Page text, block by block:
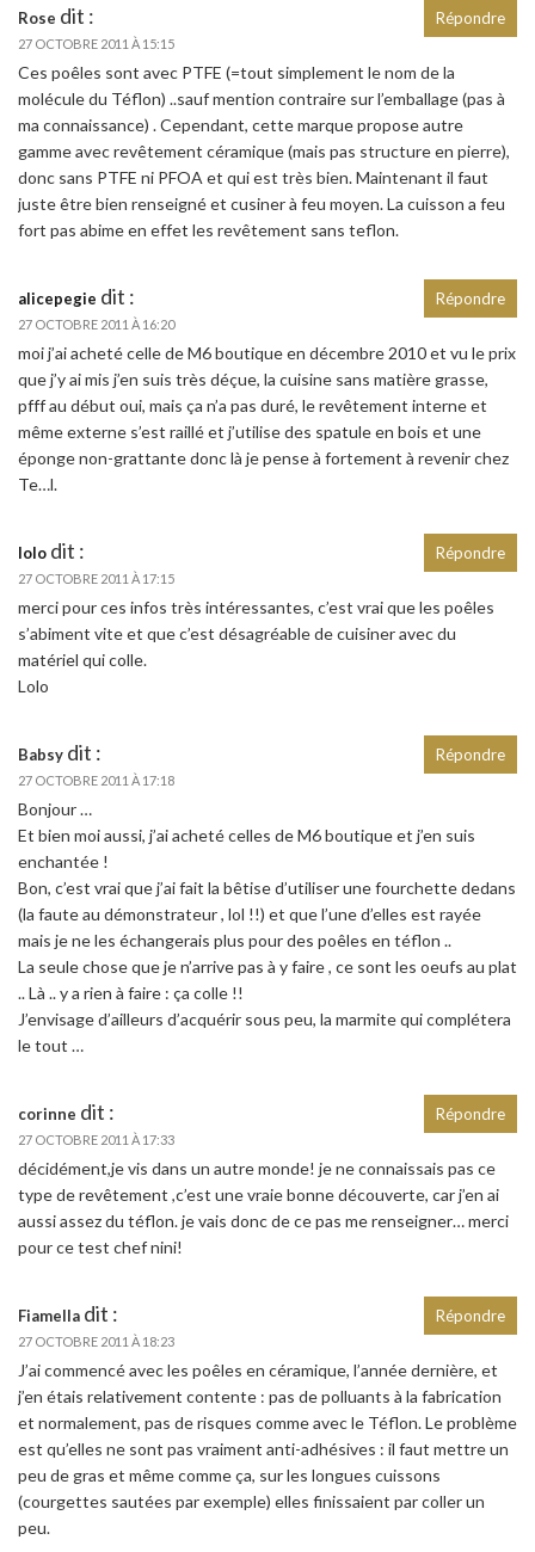
Rose dit :
27 OCTOBRE 2011 À 15:15
Ces poêles sont avec PTFE (=tout simplement le nom de la
molécule du Téflon) ..sauf mention contraire sur l’emballage (pas à
ma connaissance) . Cependant, cette marque propose autre
gamme avec revêtement céramique (mais pas structure en pierre),
donc sans PTFE ni PFOA et qui est très bien. Maintenant il faut
juste être bien renseigné et cusiner à feu moyen. La cuisson a feu
fort pas abime en effet les revêtement sans teflon.
Répondre
alicepegie dit :
27 OCTOBRE 2011 À 16:20
moi j’ai acheté celle de M6 boutique en décembre 2010 et vu le prix
que j’y ai mis j’en suis très déçue, la cuisine sans matière grasse,
pfff au début oui, mais ça n’a pas duré, le revêtement interne et
même externe s’est raillé et j’utilise des spatule en bois et une
éponge non-grattante donc là je pense à fortement à revenir chez
Te…l.
Répondre
lolo dit :
27 OCTOBRE 2011 À 17:15
merci pour ces infos très intéressantes, c’est vrai que les poêles
s’abiment vite et que c’est désagréable de cuisiner avec du
matériel qui colle.
Lolo
Répondre
Babsy dit :
27 OCTOBRE 2011 À 17:18
Bonjour …
Et bien moi aussi, j’ai acheté celles de M6 boutique et j’en suis
enchantée !
Bon, c’est vrai que j’ai fait la bêtise d’utiliser une fourchette dedans
(la faute au démonstrateur , lol !!) et que l’une d’elles est rayée
mais je ne les échangerais plus pour des poêles en téflon ..
La seule chose que je n’arrive pas à y faire , ce sont les oeufs au plat
.. Là .. y a rien à faire : ça colle !!
J’envisage d’ailleurs d’acquérir sous peu, la marmite qui complétera
le tout …
Répondre
corinne dit :
27 OCTOBRE 2011 À 17:33
décidément,je vis dans un autre monde! je ne connaissais pas ce
type de revêtement ,c’est une vraie bonne découverte, car j’en ai
aussi assez du téflon. je vais donc de ce pas me renseigner… merci
pour ce test chef nini!
Répondre
Fiamella dit :
27 OCTOBRE 2011 À 18:23
J’ai commencé avec les poêles en céramique, l’année dernière, et
j’en étais relativement contente : pas de polluants à la fabrication
et normalement, pas de risques comme avec le Téflon. Le problème
est qu’elles ne sont pas vraiment anti-adhésives : il faut mettre un
peu de gras et même comme ça, sur les longues cuissons
(courgettes sautées par exemple) elles finissaient par coller un
peu.
Répondre